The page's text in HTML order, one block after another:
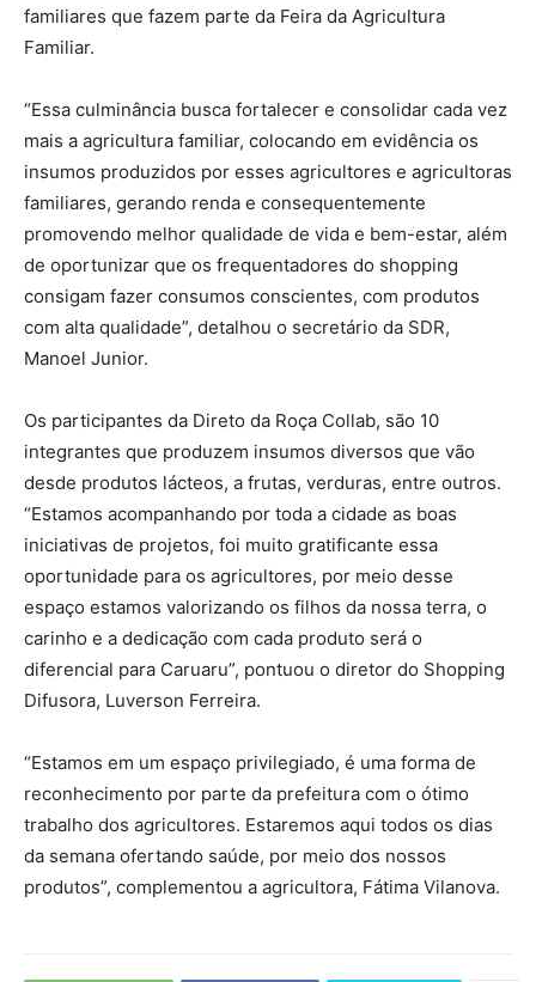
familiares que fazem parte da Feira da Agricultura
Familiar.
“Essa culminância busca fortalecer e consolidar cada vez
mais a agricultura familiar, colocando em evidência os
insumos produzidos por esses agricultores e agricultoras
familiares, gerando renda e consequentemente
promovendo melhor qualidade de vida e bem-estar, além
de oportunizar que os frequentadores do shopping
consigam fazer consumos conscientes, com produtos
com alta qualidade”, detalhou o secretário da SDR,
Manoel Junior.
Os participantes da Direto da Roça Collab, são 10
integrantes que produzem insumos diversos que vão
desde produtos lácteos, a frutas, verduras, entre outros.
“Estamos acompanhando por toda a cidade as boas
iniciativas de projetos, foi muito gratificante essa
oportunidade para os agricultores, por meio desse
espaço estamos valorizando os filhos da nossa terra, o
carinho e a dedicação com cada produto será o
diferencial para Caruaru”, pontuou o diretor do Shopping
Difusora, Luverson Ferreira.
“Estamos em um espaço privilegiado, é uma forma de
reconhecimento por parte da prefeitura com o ótimo
trabalho dos agricultores. Estaremos aqui todos os dias
da semana ofertando saúde, por meio dos nossos
produtos”, complementou a agricultora, Fátima Vilanova.